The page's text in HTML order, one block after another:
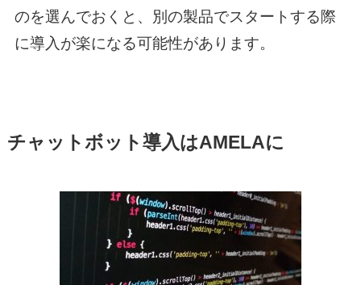
のを選んでおくと、別の製品でスタートする際
に導入が楽になる可能性があります。
チャットボット導入はAMELAに